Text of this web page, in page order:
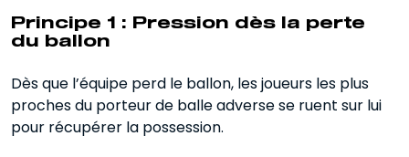
Principe 1 : Pression dès la perte
du ballon
Dès que l’équipe perd le ballon, les joueurs les plus
proches du porteur de balle adverse se ruent sur lui
pour récupérer la possession.